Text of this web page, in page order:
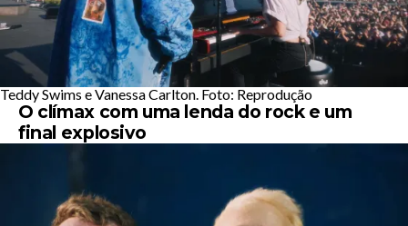
Teddy Swims e Vanessa Carlton. Foto: Reprodução
O clímax com uma lenda do rock e um
final explosivo